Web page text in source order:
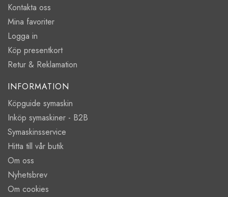
Kontakta oss
Mina favoriter
Logga in
Köp presentkort
Retur & Reklamation
INFORMATION
Köpguide symaskin
Inköp symaskiner - B2B
Symaskinsservice
Hitta till vår butik
Om oss
Nyhetsbrev
Om cookies